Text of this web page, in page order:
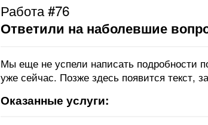
Работа #76
Ответили на наболевшие
Мы еще не успели написать подробности
уже сейчас. Позже здесь появится текст,
Оказанные услуги: